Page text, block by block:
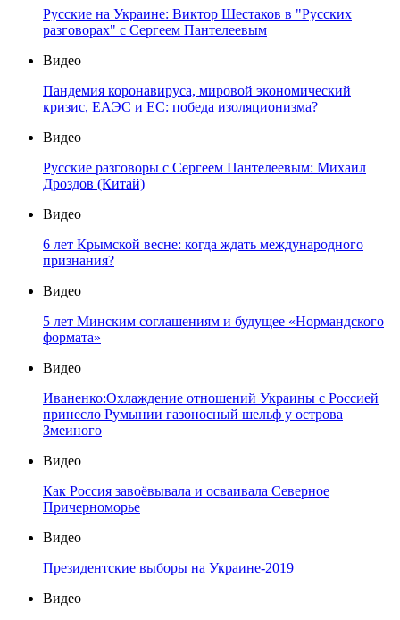
Русские на Украине: Виктор Шестаков в "Русских
разговорах" с Сергеем Пантелеевым
Видео
Пандемия коронавируса, мировой экономический
кризис, ЕАЭС и ЕС: победа изоляционизма?
Видео
Русские разговоры с Сергеем Пантелеевым: Михаил
Дроздов (Китай)
Видео
6 лет Крымской весне: когда ждать международного
признания?
Видео
5 лет Минским соглашениям и будущее «Нормандского
формата»
Видео
Иваненко:Охлаждение отношений Украины с Россией
принесло Румынии газоносный шельф у острова
Змеиного
Видео
Как Россия завоёвывала и осваивала Северное
Причерноморье
Видео
Президентские выборы на Украине-2019
Видео